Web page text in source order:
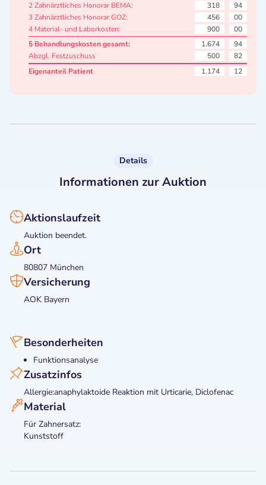
2 Zahnärztliches Honorar BEMA:
318
94
3 Zahnärztliches Honorar GOZ:
456
00
4 Material- und Laborkosten:
900
00
5 Behandlungskosten gesamt:
1.674
94
Abzgl. Festzuschuss
500
82
Eigenanteil Patient
1.174 12
Details
Informationen zur Auktion
Aktionslaufzeit
Auktion beendet.
Ort
80807 München
Versicherung
AOK Bayern
Besonderheiten
Funktionsanalyse
Zusatzinfos
Allergie:anaphylaktoide Reaktion mit Urticarie, Diclofenac
Material
Für Zahnersatz:
Kunststoff